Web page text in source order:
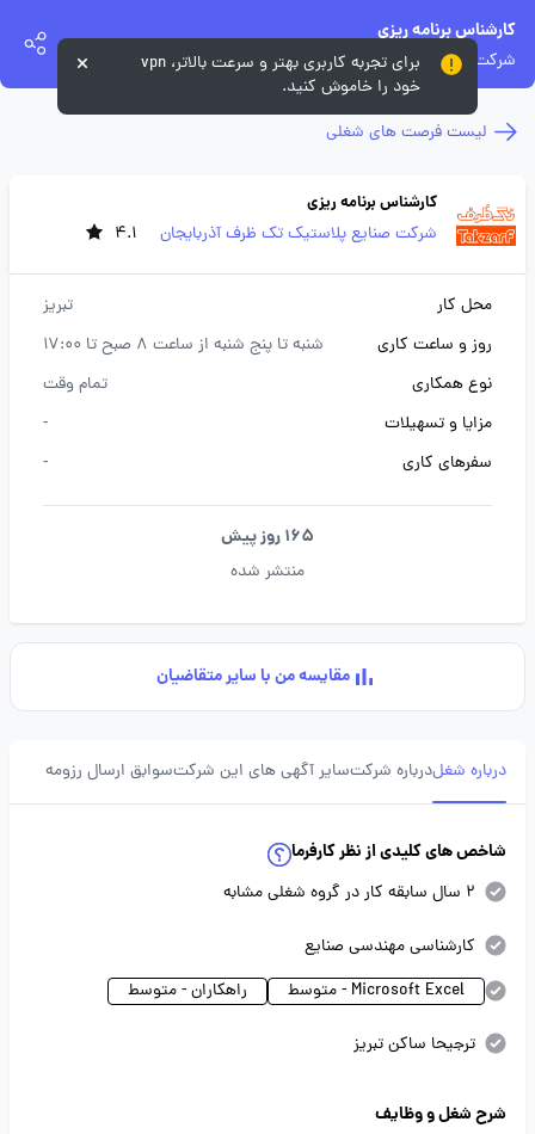
کارشناس برنامه ریزی
شرکت صنایع پلاستیک تک ظرف آذربایجان
لیست فرصت های شغلی
کارشناس برنامه ریزی
شرکت صنایع پلاستیک تک ظرف آذربایجان
4.1
محل کار
تبریز
روز و ساعت کاری
شنبه تا پنج شنبه از ساعت 8 صبح تا 17:00
نوع همکاری
تمام وقت
مزایا و تسهیلات
-
سفرهای کاری
-
165 روز پیش
منتشر شده
مقایسه من با سایر متقاضیان
درباره شغلدرباره شرکتسایر آگهی های این شرکتسوابق ارسال رزومه
شاخص های کلیدی از نظر کارفرما
2 سال سابقه کار در گروه شغلی مشابه
کارشناسی مهندسی صنایع
Microsoft Excel - متوسط
راهکاران - متوسط
ترجیحا ساکن تبریز
شرح شغل و وظایف
برای تجربه کاربری بهتر و سرعت بالاتر، vpn
خود را خاموش کنید.